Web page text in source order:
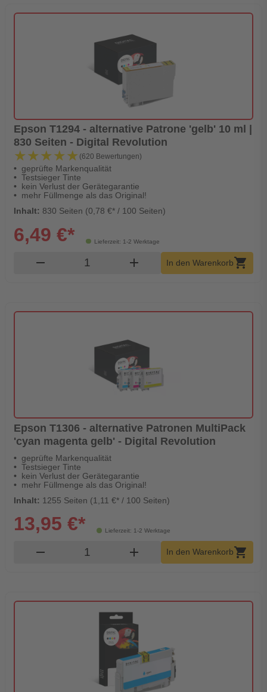
Epson T1294 - alternative Patrone 'gelb' 10 ml |
830 Seiten - Digital Revolution
★★★★★
★★★★★ (620 Bewertungen)
geprüfte Markenqualität
Testsieger Tinte
kein Verlust der Gerätegarantie
mehr Füllmenge als das Original!
Inhalt: 830 Seiten (0,78 €* / 100 Seiten)
Lieferzeit: 1-2 Werktage
6,49 €*
remove Produkt Warenkorb Menge
add In den Warenkorbshopping_cart
Epson T1306 - alternative Patronen MultiPack
'cyan magenta gelb' - Digital Revolution
geprüfte Markenqualität
Testsieger Tinte
kein Verlust der Gerätegarantie
mehr Füllmenge als das Original!
Inhalt: 1255 Seiten (1,11 €* / 100 Seiten)
Lieferzeit: 1-2 Werktage
13,95 €*
remove Produkt Warenkorb Menge
add In den Warenkorbshopping_cart